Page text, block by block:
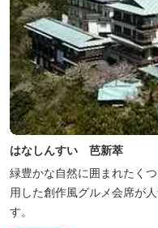
はなしんすい 芭新萃
緑豊かな自然に囲まれたく
用した創作風グルメ会席が
す。